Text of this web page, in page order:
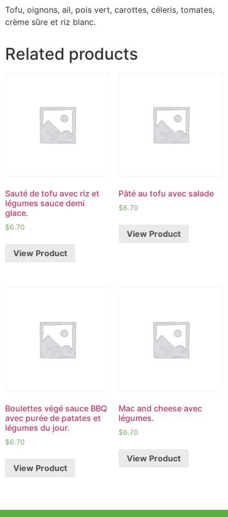
Tofu, oignons, ail, pois vert, carottes, céleris, tomates,
crème sûre et riz blanc.
Related products
Sauté de tofu avec riz et
légumes sauce demi
glace.
$6.70
View Product
Pâté au tofu avec salade
$6.70
View Product
Boulettes végé sauce BBQ
avec purée de patates et
légumes du jour.
$6.70
View Product
Mac and cheese avec
légumes.
$6.70
View Product